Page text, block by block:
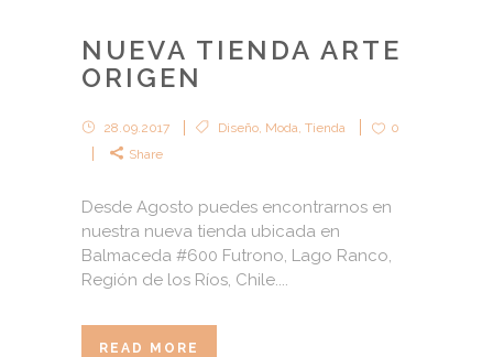
NUEVA TIENDA ARTE
ORIGEN
28.09.2017 Diseño, Moda, Tienda
0
Share
Desde Agosto puedes encontrarnos en
nuestra nueva tienda ubicada en
Balmaceda #600 Futrono, Lago Ranco,
Región de los Ríos, Chile....
READ MORE